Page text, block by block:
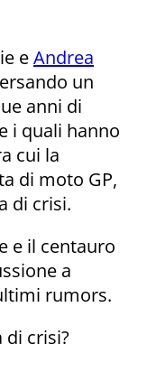
eAndrea
un
anni di
i quali hanno
cui la
di moto GP,
di crisi.
e il centauro
a
rumors.
di crisi?